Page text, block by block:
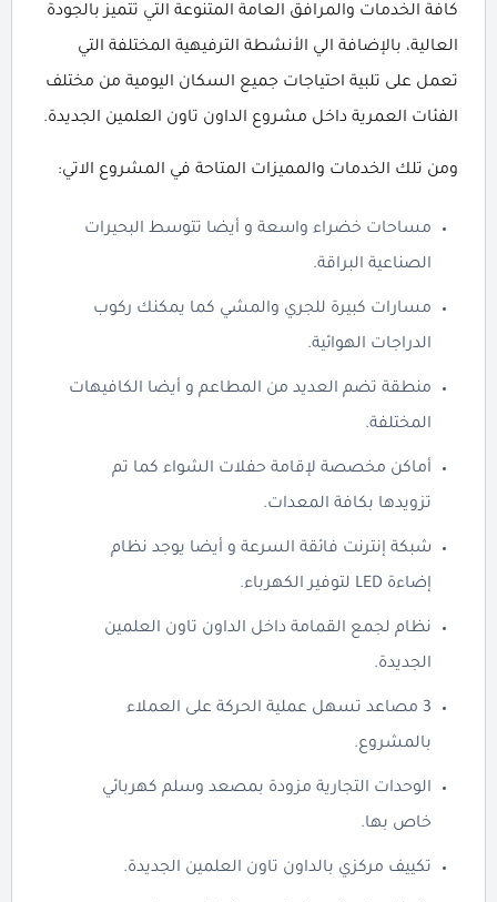
كافة الخدمات والمرافق العامة المتنوعة التي تتميز بالجودة
العالية، بالإضافة الي الأنشطة الترفيهية المختلفة التي
تعمل على تلبية احتياجات جميع السكان اليومية من مختلف
الفئات العمرية داخل مشروع الداون تاون العلمين الجديدة.
ومن تلك الخدمات والمميزات المتاحة في المشروع الاتي:
مساحات خضراء واسعة و أيضا تتوسط البحيرات
الصناعية البراقة.
مسارات كبيرة للجري والمشي كما يمكنك ركوب
الدراجات الهوائية.
منطقة تضم العديد من المطاعم و أيضا الكافيهات
المختلفة.
أماكن مخصصة لإقامة حفلات الشواء كما تم
تزويدها بكافة المعدات.
شبكة إنترنت فائقة السرعة و أيضا يوجد نظام
إضاءة LED لتوفير الكهرباء.
نظام لجمع القمامة داخل الداون تاون العلمين
الجديدة.
3 مصاعد تسهل عملية الحركة على العملاء
بالمشروع.
الوحدات التجارية مزودة بمصعد وسلم كهربائي
خاص بها.
تكييف مركزي بالداون تاون العلمين الجديدة.